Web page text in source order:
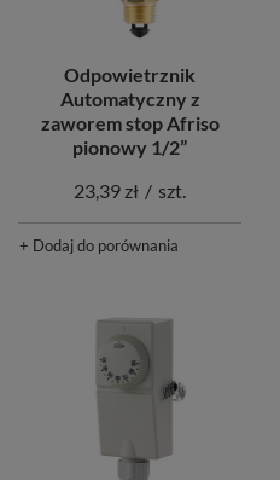
Odpowietrznik
Automatyczny z
zaworem stop Afriso
pionowy 1/2”
23,39 zł / szt.
+ Dodaj do porównania